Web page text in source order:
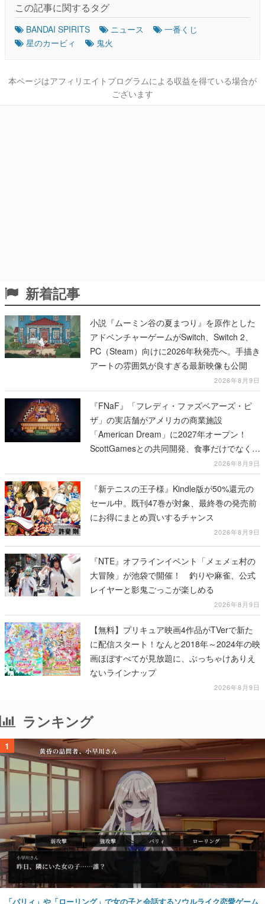
この記事に関するタグ
BANDAI SPIRITS ニュース
一番くじ
星のカービィ
鬼火
本ページはアフィリエイトプログラムによる収益を得ている場合が
ございます
新着記事
小説『ムーミン谷の夏まつり』を原作とした
アドベンチャーゲームがSwitch、Switch 2、
PC（Steam）向けに2026年秋発売へ。手描き
アートの雰囲気が良すぎる最新映像も公開
2026年8月9日
『FNaF』「フレディ・ファズベアーズ・ピ
ザ」の実店舗がアメリカの商業施設
「American Dream」に2027年オープン！
ScottGamesとの共同開発、食事だけでなくス
テージショーや没入型のホラー体験も楽しめ
る
2026年8月9日
『新テニスの王子様』Kindle版が50%還元の
セール中。既刊47巻が対象、最終巻の発売前
にお得にまとめ買いするチャンス
2026年8月9日
『NTE』オフラインイベント「メェメェ村の
大冒険」が池袋で開催！ 釣りや麻雀、公式
レイヤーと影鬼ごっこが楽しめる
2026年8月9日
【無料】プリキュア映画4作品がTVerで新た
に配信スタート！なんと2018年～2024年の映
画ほぼすべてが見放題に、ぶっちゃけありえ
ないラインナップ
2026年8月9日
ランキング
1
「パリィ」や「ローリング」で女の子と会話するソウルライク恋愛ゲーム